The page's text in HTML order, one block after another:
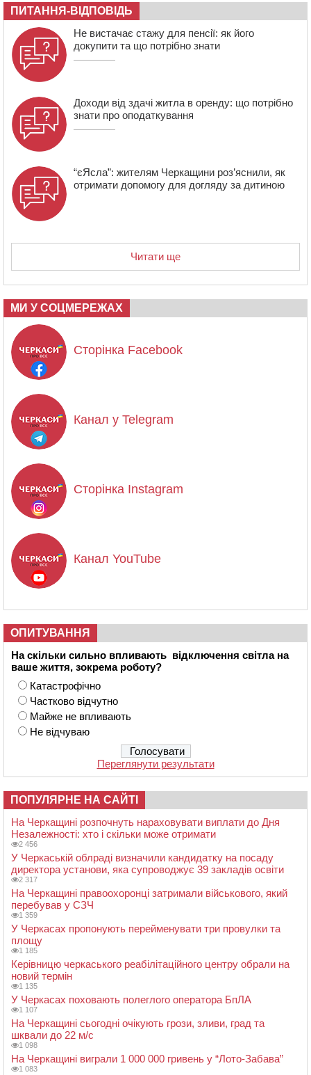
10:54 На Черкащині кількість укриттів збільшилась
уп’ятеро з початку повномасштабної війни
ПИТАННЯ-ВІДПОВІДЬ
Не вистачає стажу для пенсії: як його
докупити та що потрібно знати
Доходи від здачі житла в оренду: що потрібно
знати про оподаткування
“єЯсла”: жителям Черкащини роз’яснили, як
отримати допомогу для догляду за дитиною
Читати ще
МИ У СОЦМЕРЕЖАХ
Сторінка Facebook
Канал у Telegram
Сторінка Instagram
Канал YouTube
ОПИТУВАННЯ
На скільки сильно впливають відключення світла на
ваше життя, зокрема роботу?
Катастрофічно
Частково відчутно
Майже не впливають
Не відчуваю
Переглянути результати
ПОПУЛЯРНЕ НА САЙТІ
На Черкащині розпочнуть нараховувати виплати до Дня
Незалежності: хто і скільки може отримати
2 456
У Черкаській облраді визначили кандидатку на посаду
директора установи, яка супроводжує 39 закладів освіти
2 317
На Черкащині правоохоронці затримали військового, який
перебував у СЗЧ
1 359
У Черкасах пропонують перейменувати три провулки та
площу
1 185
Керівницю черкаського реабілітаційного центру обрали на
новий термін
1 135
У Черкасах поховають полеглого оператора БпЛА
1 107
На Черкащині сьогодні очікують грози, зливи, град та
шквали до 22 м/с
1 098
На Черкащині виграли 1 000 000 гривень у “Лото-Забава”
1 083